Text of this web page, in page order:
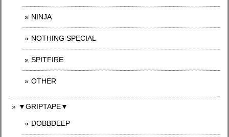
NINJA
NOTHING SPECIAL
SPITFIRE
OTHER
▼GRIPTAPE▼
DOBBDEEP